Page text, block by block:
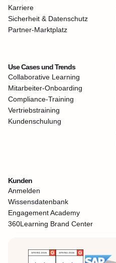
Karriere
Sicherheit & Datenschutz
Partner-Marktplatz
Use Cases und Trends
Collaborative Learning
Mitarbeiter-Onboarding
Compliance-Training
Vertriebstraining
Kundenschulung
Kunden
Anmelden
Wissensdatenbank
Engagement Academy
360Learning Brand Center